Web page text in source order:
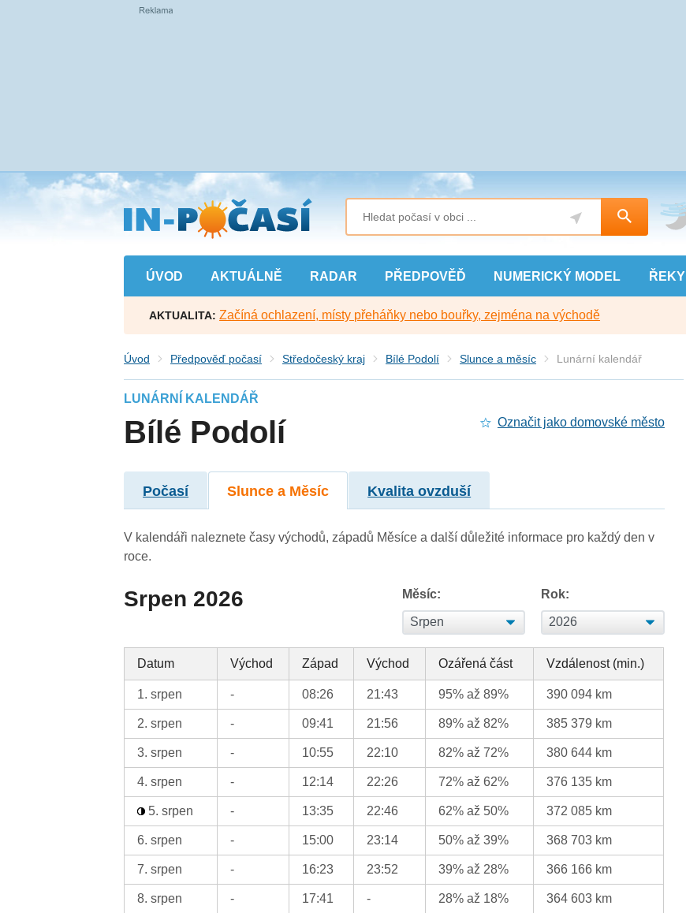
Přejít
na
hlavní
obsah
ÚVOD AKTUÁLNĚ RADAR PŘEDPOVĚĎ NUMERICKÝ MODEL ŘEKY
AKTUALITA: Začíná ochlazení, místy přeháňky nebo bouřky, zejména na východě
Úvod Předpověď počasí Středočeský kraj Bílé Podolí Slunce a měsíc Lunární kalendář
LUNÁRNÍ KALENDÁŘ
Bílé Podolí Označit jako domovské město
Počasí Slunce a Měsíc Kvalita ovzduší
V kalendáři naleznete časy východů, západů Měsíce a další důležité informace pro každý den v
roce.
Srpen 2026 Měsíc: Rok:
Datum Východ Západ Východ Ozářená část Vzdálenost (min.)
1. srpen - 08:26 21:43 95% až 89% 390 094 km
2. srpen - 09:41 21:56 89% až 82% 385 379 km
3. srpen - 10:55 22:10 82% až 72% 380 644 km
4. srpen - 12:14 22:26 72% až 62% 376 135 km
5. srpen - 13:35 22:46 62% až 50% 372 085 km
6. srpen - 15:00 23:14 50% až 39% 368 703 km
7. srpen - 16:23 23:52 39% až 28% 366 166 km
8. srpen - 17:41 - 28% až 18% 364 603 km